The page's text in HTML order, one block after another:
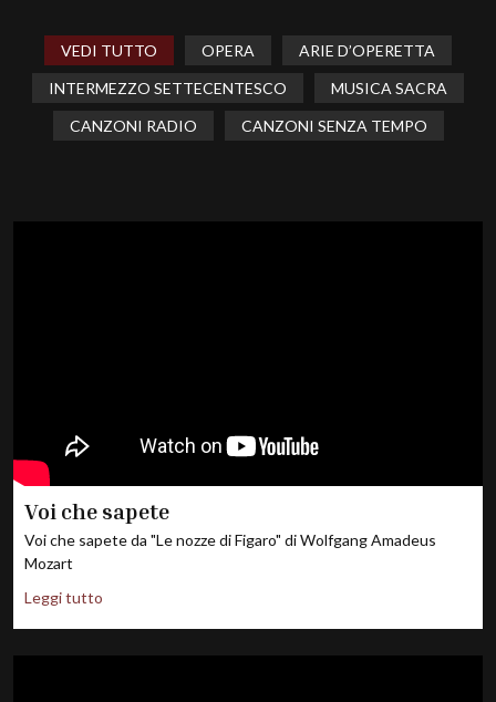
VEDI TUTTO OPERA
ARIE D’OPERETTA
INTERMEZZO SETTECENTESCO
MUSICA SACRA
CANZONI RADIO
CANZONI SENZA TEMPO
Voi che sapete
Voi che sapete da "Le nozze di Figaro" di Wolfgang Amadeus
Mozart
Leggi tutto